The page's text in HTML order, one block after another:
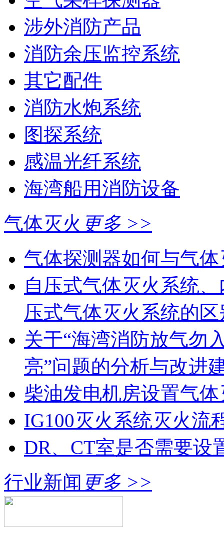
涉外消防产品
消防余压监控系统
其它配件
消防水炮系统
图探系统
感温光纤系统
海湾船用消防设备
气体灭火 更多 >>
气体探测器如何与气
自压式气体灭火系统
压式气体灭火系统的
关于“海湾消防放气勿
亮”问题的分析与改进
柴油发电机房设置气
IG100灭火系统灭火流
DR、CT室是否需要设
行业新闻 更多 >>